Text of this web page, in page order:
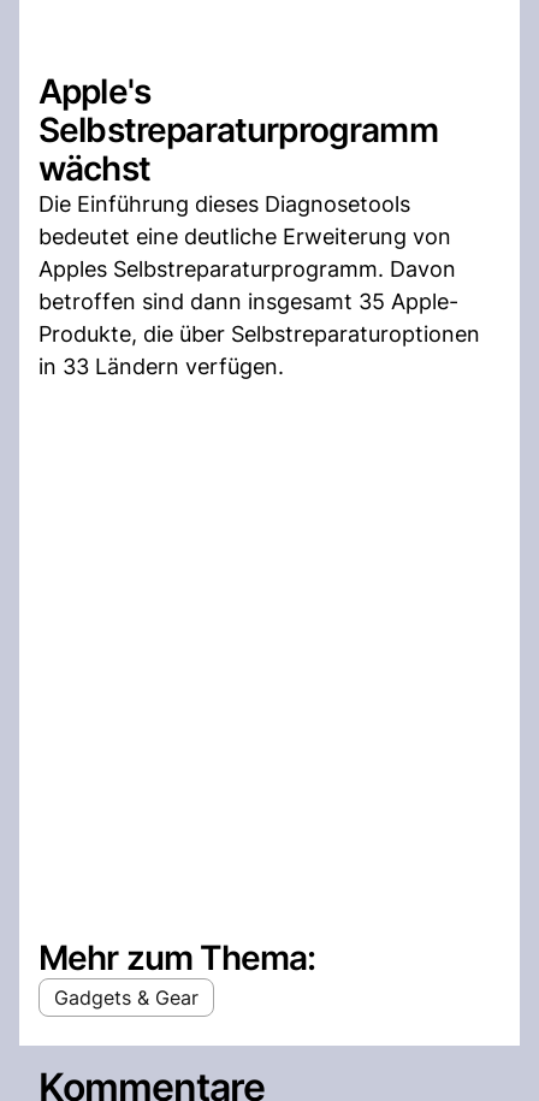
Apple's
Selbstreparaturprogramm
wächst
Die Einführung dieses Diagnosetools
bedeutet eine deutliche Erweiterung von
Apples Selbstreparaturprogramm. Davon
betroffen sind dann insgesamt 35 Apple-
Produkte, die über Selbstreparaturoptionen
in 33 Ländern verfügen.
Mehr zum Thema:
Gadgets & Gear
Kommentare